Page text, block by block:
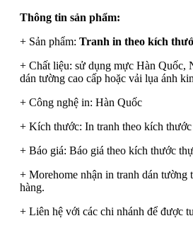
Thông tin sản phẩm:
+ Sản phẩm: Tranh in theo kích
+ Chất liệu: sử dụng mực Hàn Quốc,
dán tường cao cấp hoặc vải lụa ánh
+ Công nghệ in: Hàn Quốc
+ Kích thước: In tranh theo kích
+ Báo giá: Báo giá theo kích thước
+ Morehome nhận in tranh dán tường
hàng.
+ Liên hệ với các chi nhánh để được